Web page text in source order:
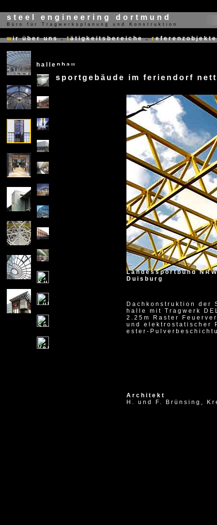
steel engineering dortmund
Büro für Tragwerksplanung und Konstruktion
wir über uns . tätigkeitsbereiche . referenzobjekte
hallenbau
X
sportgebäude im feriendorf
X
1988
Landessportbund
Duisburg
Dachkonstruktion der
halle mit Tragwerk
2.25m Raster
und elektrostatischer
ester-
Architekt
H. und F. Brünsing,